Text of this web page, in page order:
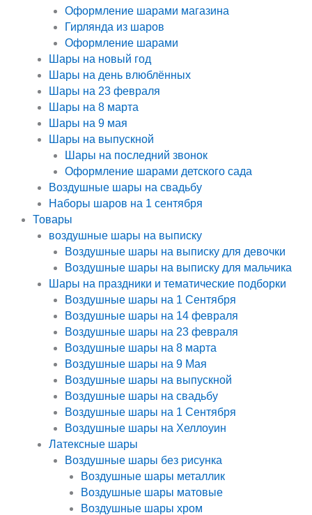
Оформление шарами магазина
Гирлянда из шаров
Оформление шарами
Шары на новый год
Шары на день влюблённых
Шары на 23 февраля
Шары на 8 марта
Шары на 9 мая
Шары на выпускной
Шары на последний звонок
Оформление шарами детского сада
Воздушные шары на свадьбу
Наборы шаров на 1 сентября
Товары
воздушные шары на выписку
Воздушные шары на выписку для девочки
Воздушные шары на выписку для мальчика
Шары на праздники и тематические подборки
Воздушные шары на 1 Сентября
Воздушные шары на 14 февраля
Воздушные шары на 23 февраля
Воздушные шары на 8 марта
Воздушные шары на 9 Мая
Воздушные шары на выпускной
Воздушные шары на свадьбу
Воздушные шары на 1 Сентября
Воздушные шары на Хеллоуин
Латексные шары
Воздушные шары без рисунка
Воздушные шары металлик
Воздушные шары матовые
Воздушные шары хром